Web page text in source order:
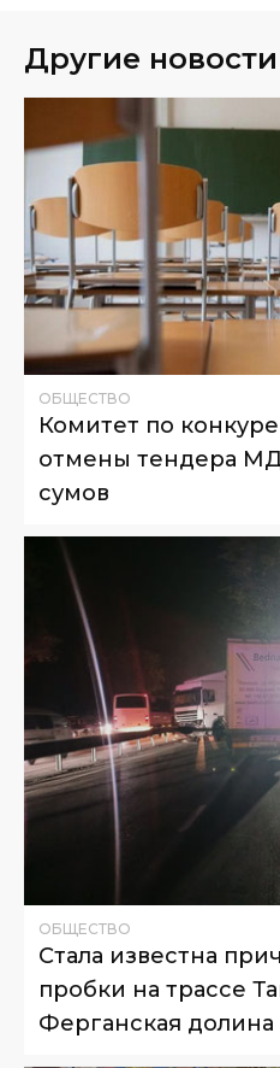
Другие новости
ОБЩЕСТВО
Комитет по
отмены тендера
сумов
ОБЩЕСТВО
Стала известна
пробки на трассе
Ферганская долина